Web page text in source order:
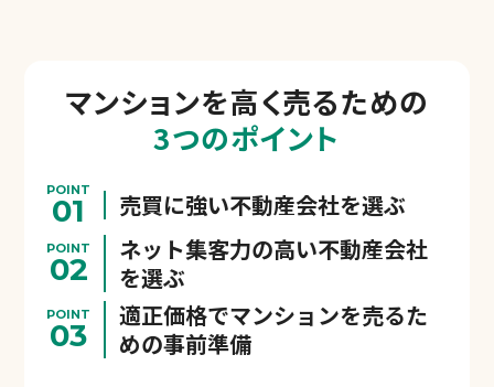
マンションを高く売るための
3つのポイント
POINT
01 売買に強い不動産会社を選ぶ
POINT
02
ネット集客力の高い不動産会社
を選ぶ
POINT
03
適正価格でマンションを売るた
めの事前準備